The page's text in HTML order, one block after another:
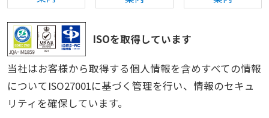
ISOを取得しています
当社はお客様から取得する個人情報を含めすべての情報
についてISO27001に基づく管理を行い、情報のセキュ
リティを確保しています。